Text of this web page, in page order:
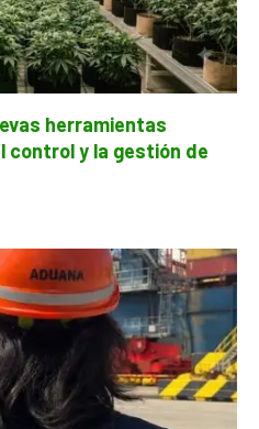
herramientas
control y la gestión de